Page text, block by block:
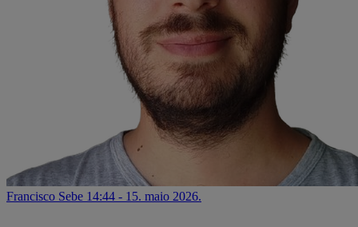
Francisco Sebe 14:44 - 15. maio 2026.